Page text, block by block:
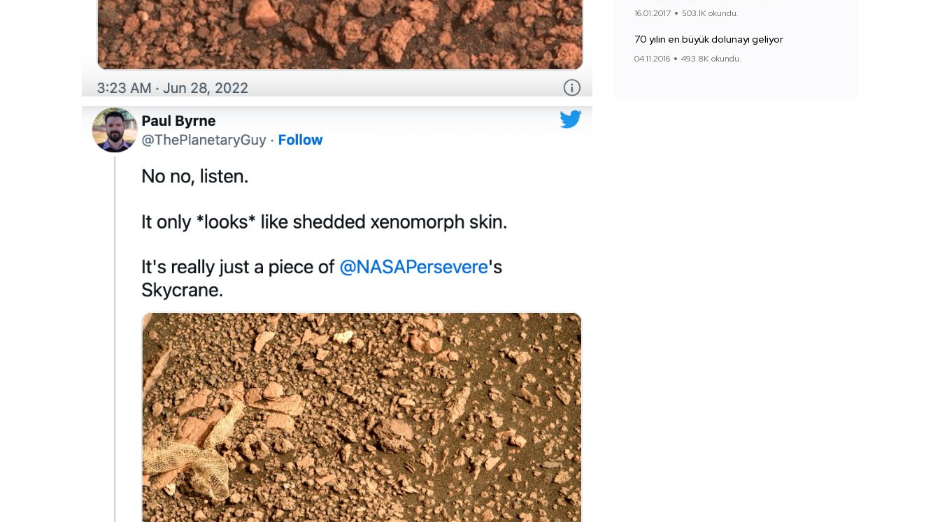
16.01.2017 503.1K okundu.
70 yılın en büyük dolunayı geliyor
04.11.2016 493.8K okundu.